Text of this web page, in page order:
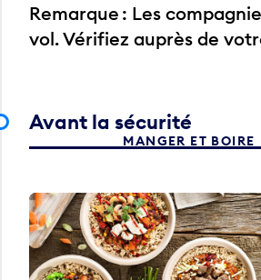
Remarque : Les
vol. Vérifiez auprès de
Avant la sécurité
MANGER ET BOIRE